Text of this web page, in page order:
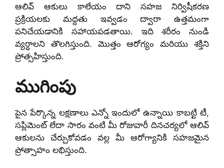
ఆలివ్ ఆకులు కాలేయం దాని సహజ నిర్విషీకరణ
ప్రక్రియలకు మద్దతు ఇవ్వడం ద్వారా ఉత్తమంగా
పనిచేయడానికి సహాయపడతాయి. ఇది శరీరం నుండి
వ్యర్ధాలని తొలగిస్తుంది. మొత్తం ఆరోగ్యం మరియు శక్తిని
ప్రోత్సహిస్తుంది.
ముగింపు
పైన పేర్కొన్న లక్షణాలు ఎన్నో ఇందులో ఉన్నాయి కాబట్టి టీ,
సప్లిమెంట్ లేదా సారం వంటి మీ రోజువారీ దినచర్యలో ఆలివ్
ఆకులను చేర్చుకోవడం వల్ల మీ ఆరోగ్యానికి సహజమైన
ప్రోత్సాహం లభిస్తుంది.